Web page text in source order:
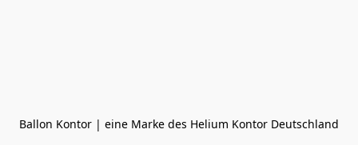
Ballon Kontor | eine Marke des Helium Kontor Deutschland